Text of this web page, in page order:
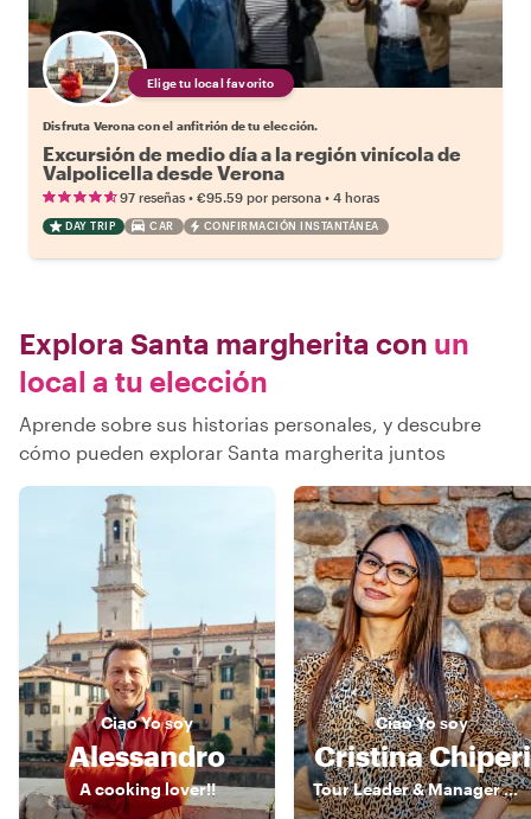
Elige tu local favorito
Disfruta Verona con el anfitrión de tu elección.
Excursión de medio día a la región vinícola de
Valpolicella desde Verona
97 reseñas • €95.59 por persona • 4 horas
DAY TRIP CAR CONFIRMACIÓN INSTANTÁNEA
Explora Santa margherita con un
local a tu elección
Aprende sobre sus historias personales, y descubre
cómo pueden explorar Santa margherita juntos
CiaoYo soy
Alessandro
A cooking lover!!
CiaoYo soy
Cristina Chiperi
Tour Leader & Manager 《》 Explorer by Heart, Leader by Profession